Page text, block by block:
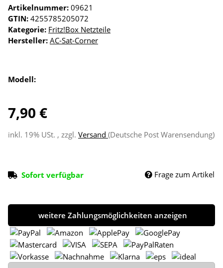
Artikelnummer: 09621
GTIN: 4255785205072
Kategorie: Fritz!Box Netzteile
Hersteller: AC-Sat-Corner
Modell:
7,90 €
inkl. 19% USt. , zzgl. Versand (Deutsche Post Warensendung)
Sofort verfügbar Frage zum Artikel
weitere Zahlungsmöglichkeiten anzeigen